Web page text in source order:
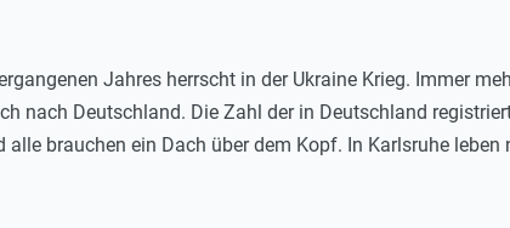
Jahres herrscht in der Ukraine Krieg. Immer
nach Deutschland. Die Zahl der in Deutschland
brauchen ein Dach über dem Kopf. In Karlsruhe